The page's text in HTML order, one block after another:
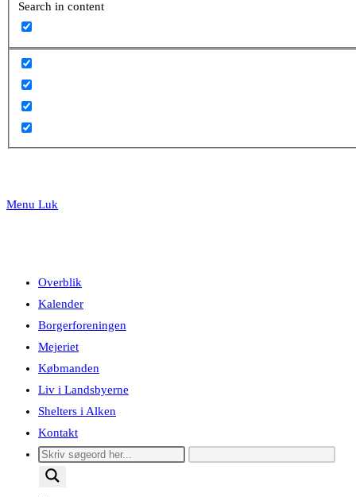
Search in content
Menu Luk
Overblik
Kalender
Borgerforeningen
Mejeriet
Købmanden
Liv i Landsbyerne
Shelters i Alken
Kontakt